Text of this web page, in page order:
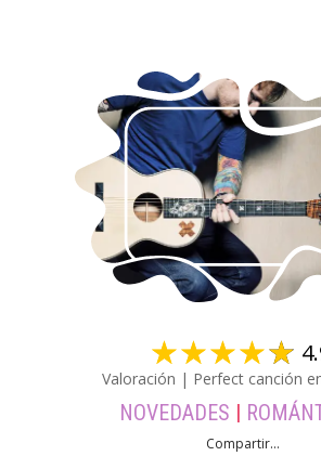
☆☆☆☆☆
Valoración | Perfect canción
NOVEDADES |
Compartir...